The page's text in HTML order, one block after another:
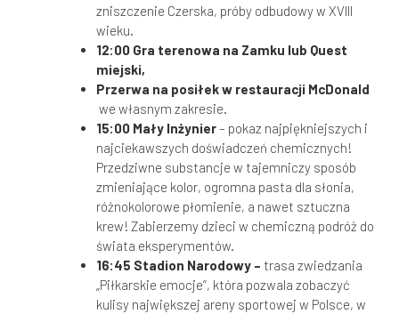
zniszczenie Czerska, próby odbudowy w XVIII
wieku.
12:00 Gra terenowa na Zamku lub Quest
miejski,
Przerwa na posiłek w restauracji McDonald
we własnym zakresie.
15:00 Mały Inżynier– pokaz najpiękniejszych i
najciekawszych doświadczeń chemicznych!
Przedziwne substancje w tajemniczy sposób
zmieniające kolor, ogromna pasta dla słonia,
różnokolorowe płomienie, a nawet sztuczna
krew! Zabierzemy dzieci w chemiczną podróż do
świata eksperymentów.
16:45 Stadion Narodowy – trasa zwiedzania
„Piłkarskie emocje”, która pozwala zobaczyć
kulisy największej areny sportowej w Polsce, w